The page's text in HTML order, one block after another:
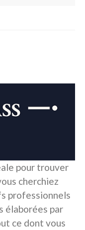
pour trouver
cherchiez
professionnels
élaborées par
ce dont vous